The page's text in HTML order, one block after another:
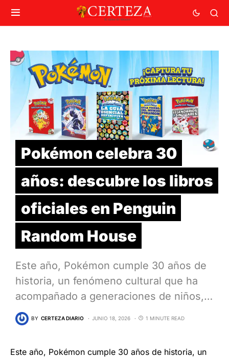
Pokémon celebra 30
años: descubre los libros
oficiales en Penguin
Random House
Este año, Pokémon cumple 30 años de
historia, un fenómeno cultural que ha
acompañado a generaciones de niños,…
BY CERTEZA DIARIO JUNIO 18, 2026 1 MINUTE READ
Este año, Pokémon cumple 30 años de historia, un